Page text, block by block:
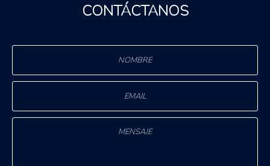
CONTÁCTANOS